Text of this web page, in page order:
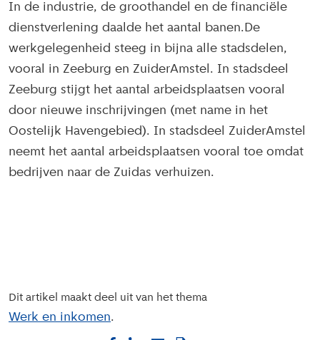
In de industrie, de groothandel en de financiële
dienstverlening daalde het aantal banen.De
werkgelegenheid steeg in bijna alle stadsdelen,
vooral in Zeeburg en ZuiderAmstel. In stadsdeel
Zeeburg stijgt het aantal arbeidsplaatsen vooral
door nieuwe inschrijvingen (met name in het
Oostelijk Havengebied). In stadsdeel ZuiderAmstel
neemt het aantal arbeidsplaatsen vooral toe omdat
bedrijven naar de Zuidas verhuizen.
Dit artikel maakt deel uit van het thema
Werk en inkomen